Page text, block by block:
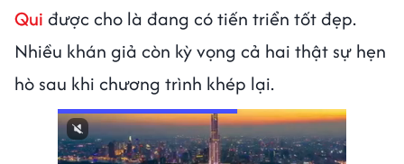
Qui được cho là đang có tiến triển tốt đẹp.
Nhiều khán giả còn kỳ vọng cả hai thật sự hẹn
hò sau khi chương trình khép lại.